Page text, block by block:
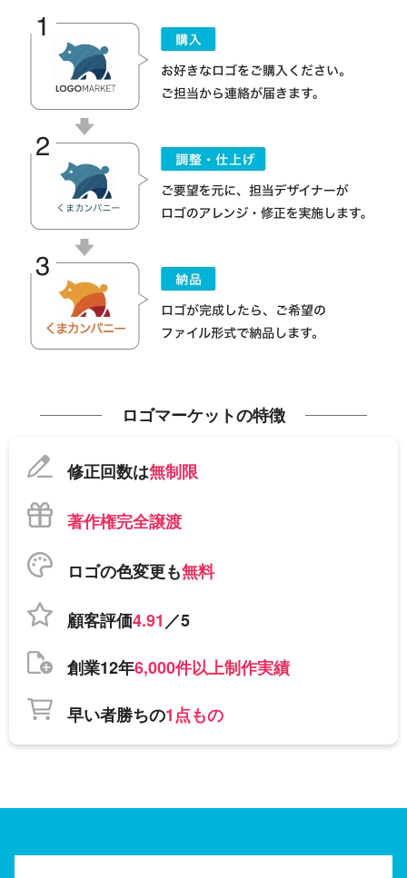
ロゴマーケットの特徴
修正回数は無制限
著作権完全譲渡
ロゴの色変更も無料
顧客評価4.91／5
創業12年6,000件以上制作実績
早い者勝ちの1点もの